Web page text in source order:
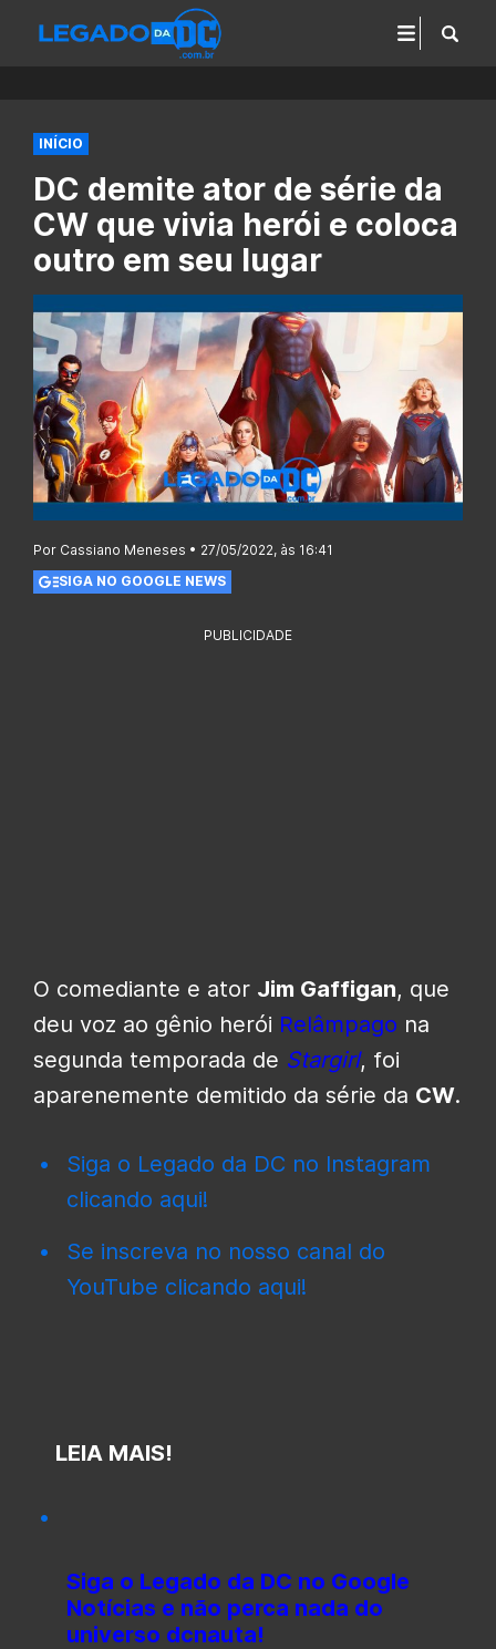
INÍCIO
DC demite ator de série da
CW que vivia herói e coloca
outro em seu lugar
Por Cassiano Meneses • 27/05/2022, às 16:41
SIGA NO GOOGLE NEWS
PUBLICIDADE
O comediante e ator Jim Gaffigan, que
deu voz ao gênio herói Relâmpago na
segunda temporada de Stargirl, foi
aparenemente demitido da série da CW.
Siga o Legado da DC no Instagram
clicando aqui!
Se inscreva no nosso canal do
YouTube clicando aqui!
LEIA MAIS!
Siga o Legado da DC no Google
Notícias e não perca nada do
universo dcnauta!